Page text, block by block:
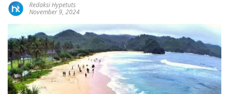
Redaksi Hypetuts
November 9, 2024